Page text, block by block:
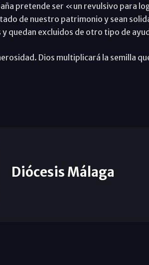
pretende ser «un revulsivo para
de nuestro patrimonio y sean
quedan excluidos de otro tipo de
Dios multiplicará la semilla
Diócesis Málaga